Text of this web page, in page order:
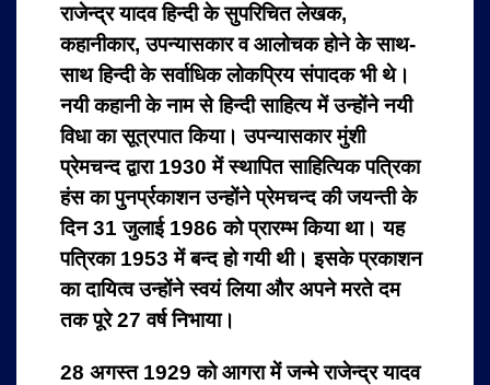
राजेन्द्र यादव हिन्दी के सुपरिचित लेखक,
कहानीकार, उपन्यासकार व आलोचक होने के साथ-
साथ हिन्दी के सर्वाधिक लोकप्रिय संपादक भी थे।
नयी कहानी के नाम से हिन्दी साहित्य में उन्होंने नयी
विधा का सूत्रपात किया। उपन्यासकार मुंशी
प्रेमचन्द द्वारा 1930 में स्थापित साहित्यिक पत्रिका
हंस का पुनर्प्रकाशन उन्होंने प्रेमचन्द की जयन्ती के
दिन 31 जुलाई 1986 को प्रारम्भ किया था। यह
पत्रिका 1953 में बन्द हो गयी थी। इसके प्रकाशन
का दायित्व उन्होंने स्वयं लिया और अपने मरते दम
तक पूरे 27 वर्ष निभाया।
28 अगस्त 1929 को आगरा में जन्मे राजेन्द्र यादव